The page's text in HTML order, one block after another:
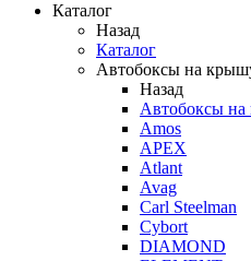
Каталог
Назад
Каталог
Автобоксы на
Назад
Автобоксы
Amos
APEX
Atlant
Avag
Carl Steelman
Cybort
DIAMOND